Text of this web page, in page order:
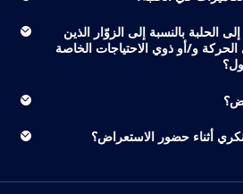
بالنسبة إلى الزوّار الذين
و/أو ذوي الاحتياجات الخاصة
أثناء حضور الاستعراض؟